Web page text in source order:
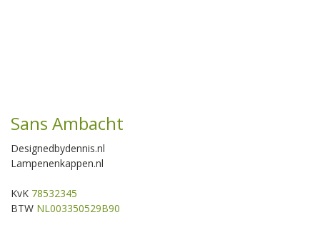
Sans Ambacht
Designedbydennis.nl
Lampenenkappen.nl
KvK 78532345
BTW NL003350529B90